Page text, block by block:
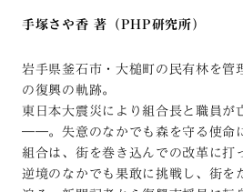
手塚さや香 著（PHP研究所）
岩手県釜石市・大槌町の民有林を管
の復興の軌跡。
東日本大震災により組合長と職員が
――。失意のなかでも森を守る使命
組合は、街を巻き込んでの改革に打
逆境のなかでも果敢に挑戦し、街を